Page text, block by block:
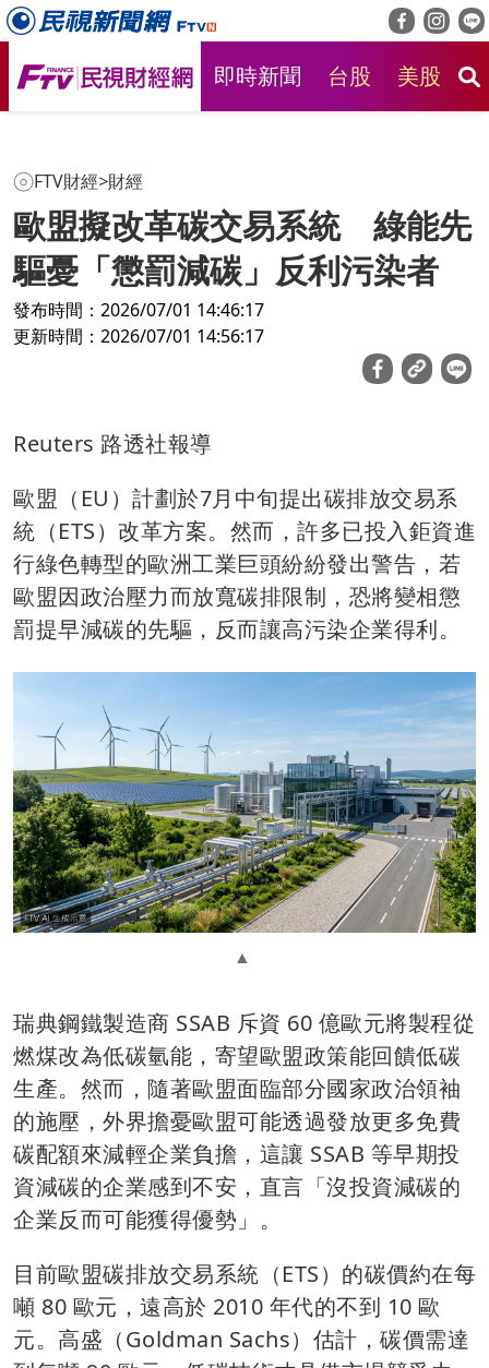
即時新聞 台股 美股
FTV財經>財經
歐盟擬改革碳交易系統 綠能先
驅憂「懲罰減碳」反利污染者
發布時間：2026/07/01 14:46:17
更新時間：2026/07/01 14:56:17
Reuters 路透社報導
歐盟（EU）計劃於7月中旬提出碳排放交易系
統（ETS）改革方案。然而，許多已投入鉅資進
行綠色轉型的歐洲工業巨頭紛紛發出警告，若
歐盟因政治壓力而放寬碳排限制，恐將變相懲
罰提早減碳的先驅，反而讓高污染企業得利。
瑞典鋼鐵製造商 SSAB 斥資 60 億歐元將製程從
燃煤改為低碳氫能，寄望歐盟政策能回饋低碳
生產。然而，隨著歐盟面臨部分國家政治領袖
的施壓，外界擔憂歐盟可能透過發放更多免費
碳配額來減輕企業負擔，這讓 SSAB 等早期投
資減碳的企業感到不安，直言「沒投資減碳的
企業反而可能獲得優勢」。
目前歐盟碳排放交易系統（ETS）的碳價約在每
噸 80 歐元，遠高於 2010 年代的不到 10 歐
元。高盛（Goldman Sachs）估計，碳價需達